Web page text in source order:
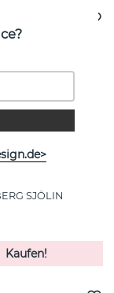
SJÖLIN
Kaufen!